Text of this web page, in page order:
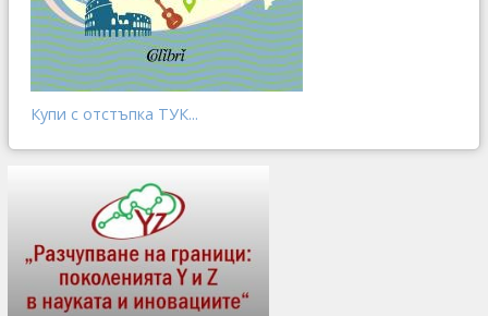
Купи с отстъпка ТУК...